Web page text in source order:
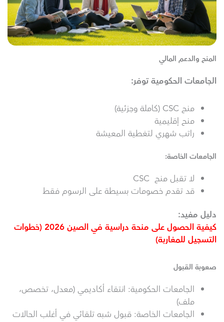
المنح والدعم المالي
الجامعات الحكومية توفر:
منح CSC (كاملة وجزئية)
منح إقليمية
راتب شهري لتغطية المعيشة
الجامعات الخاصة:
لا تقبل منح CSC
قد تقدم خصومات بسيطة على الرسوم فقط
دليل مفيد:
كيفية الحصول على منحة دراسية في الصين 2026 (خطوات
التسجيل للمغاربة)
صعوبة القبول
الجامعات الحكومية: انتقاء أكاديمي (معدل، تخصص،
ملف)
الجامعات الخاصة: قبول شبه تلقائي في أغلب الحالات